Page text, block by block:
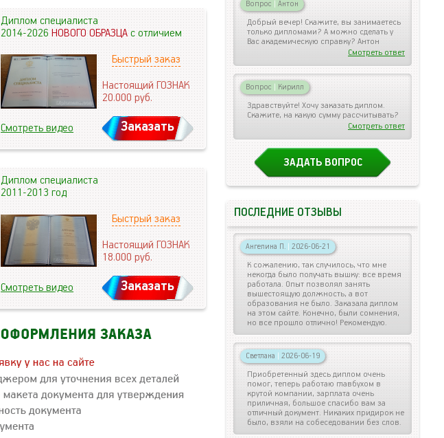
Диплом специалиста
2014-2026НОВОГО ОБРАЗЦАс отличием
Быстрый заказ
Настоящий ГОЗНАК
20.000руб.
Смотреть видео Заказать
Диплом специалиста
2011-2013 год
Быстрый заказ
Настоящий ГОЗНАК
18.000руб.
Смотреть видео Заказать
Вопрос | Антон
Добрый вечер! Скажите, вы занимаетесь
только дипломами? А можно сделать у
Вас академическую справку? Антон
Смотреть ответ
Вопрос | Кирилл
Здравствуйте! Хочу заказать диплом.
Скажите, на какую сумму рассчитывать?
Смотреть ответ
ЗАДАТЬ ВОПРОС
ПОСЛЕДНИЕ ОТЗЫВЫ
Ангелина П. | 2026-06-21
К сожалению, так случилось, что мне
некогда было получать вышку: все время
работала. Опыт позволял занять
вышестоящую должность, а вот
образования не было. Заказала диплом
на этом сайте. Конечно, были сомнения,
но все прошло отлично! Рекомендую.
Светлана | 2026-06-19
Приобретенный здесь диплом очень
помог, теперь работаю главбухом в
крутой компании, зарплата очень
приличная, большое спасибо вам за
отличный документ. Никаких придирок не
было, взяли на собеседовании без слов.